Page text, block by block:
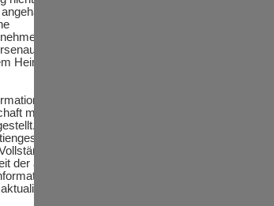
vor jeder
und sich über
Heimat- oder
wurden von
mit
Dennoch
der auf ihrer
und